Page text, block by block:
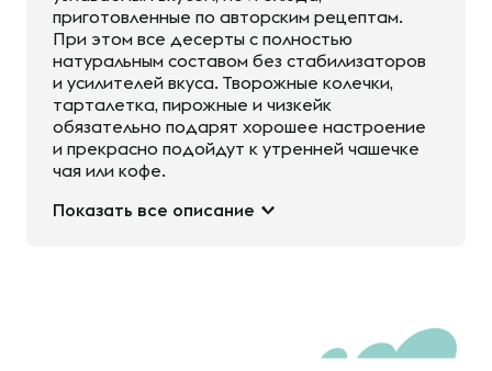
приготовленные по авторским рецептам.
При этом все десерты с полностью
натуральным составом без стабилизаторов
и усилителей вкуса. Творожные колечки,
тарталетка, пирожные и чизкейк
обязательно подарят хорошее настроение
и прекрасно подойдут к утренней чашечке
чая или кофе.
Показать все описание